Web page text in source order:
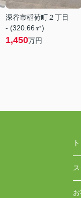
深谷市稲荷町２丁目
- (320.66㎡)
1,450万円